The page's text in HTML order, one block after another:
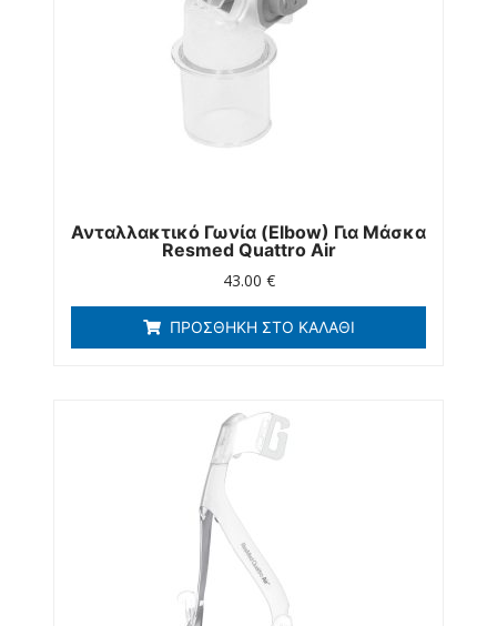
Ανταλλακτικό Γωνία (elbow) Για Μάσκα
Resmed Quattro Air
43.00 €
ΠΡΟΣΘΉΚΗ ΣΤΟ ΚΑΛΆΘΙ